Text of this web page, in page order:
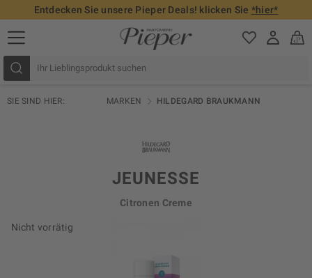
Entdecken Sie unsere Pieper Deals! klicken Sie *hier*
SIE SIND HIER: MARKEN HILDEGARD BRAUKMANN
Nicht vorrätig
JEUNESSE
Citronen Creme